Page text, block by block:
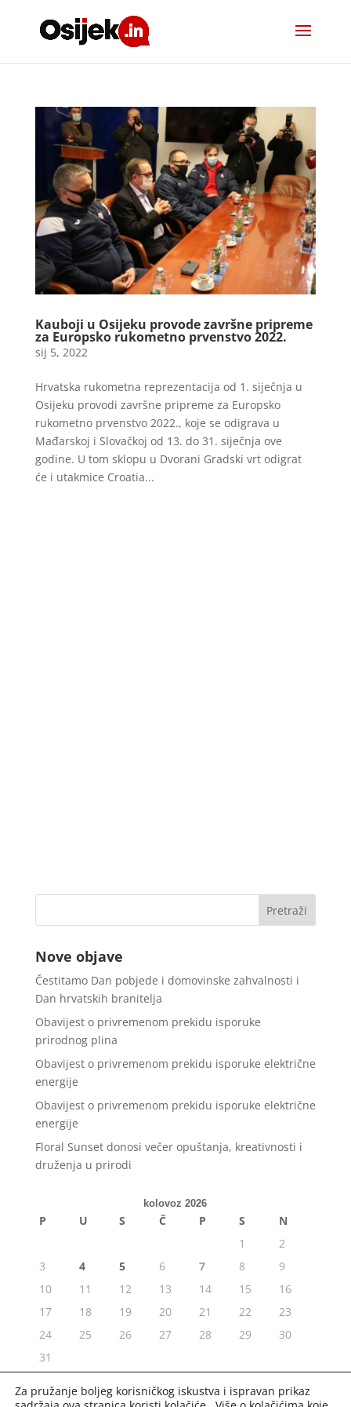
Kauboji u Osijeku provode završne pripreme
za Europsko rukometno prvenstvo 2022.
sij 5, 2022
Hrvatska rukometna reprezentacija od 1. siječnja u
Osijeku provodi završne pripreme za Europsko
rukometno prvenstvo 2022., koje se odigrava u
Mađarskoj i Slovačkoj od 13. do 31. siječnja ove
godine. U tom sklopu u Dvorani Gradski vrt odigrat
će i utakmice Croatia...
Nove objave
Čestitamo Dan pobjede i domovinske zahvalnosti i
Dan hrvatskih branitelja
Obavijest o privremenom prekidu isporuke
prirodnog plina
Obavijest o privremenom prekidu isporuke električne
energije
Obavijest o privremenom prekidu isporuke električne
energije
Floral Sunset donosi večer opuštanja, kreativnosti i
druženja u prirodi
kolovoz 2026
P U S Č P S
N
1
2
3
4 5 6 7 8
9
10
11 12 13 14 15
16
17
18 19 20 21 22
23
24
25 26 27 28 29
30
31
« srp
Za pružanje boljeg korisničkog iskustva i ispravan prikaz